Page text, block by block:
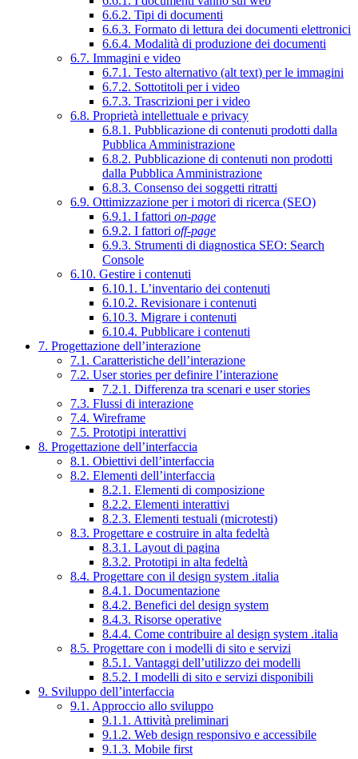
6.6.2. Tipi di documenti
6.6.3. Formato di lettura dei documenti elettronici
6.6.4. Modalità di produzione dei documenti
6.7. Immagini e video
6.7.1. Testo alternativo (alt text) per le immagini
6.7.2. Sottotitoli per i video
6.7.3. Trascrizioni per i video
6.8. Proprietà intellettuale e privacy
6.8.1. Pubblicazione di contenuti prodotti dalla
Pubblica Amministrazione
6.8.2. Pubblicazione di contenuti non prodotti
dalla Pubblica Amministrazione
6.8.3. Consenso dei soggetti ritratti
6.9. Ottimizzazione per i motori di ricerca (SEO)
6.9.1. I fattori on-page
6.9.2. I fattori off-page
6.9.3. Strumenti di diagnostica SEO: Search
Console
6.10. Gestire i contenuti
6.10.1. L’inventario dei contenuti
6.10.2. Revisionare i contenuti
6.10.3. Migrare i contenuti
6.10.4. Pubblicare i contenuti
7. Progettazione dell’interazione
7.1. Caratteristiche dell’interazione
7.2. User stories per definire l’interazione
7.2.1. Differenza tra scenari e user stories
7.3. Flussi di interazione
7.4. Wireframe
7.5. Prototipi interattivi
8. Progettazione dell’interfaccia
8.1. Obiettivi dell’interfaccia
8.2. Elementi dell’interfaccia
8.2.1. Elementi di composizione
8.2.2. Elementi interattivi
8.2.3. Elementi testuali (microtesti)
8.3. Progettare e costruire in alta fedeltà
8.3.1. Layout di pagina
8.3.2. Prototipi in alta fedeltà
8.4. Progettare con il design system .italia
8.4.1. Documentazione
8.4.2. Benefici del design system
8.4.3. Risorse operative
8.4.4. Come contribuire al design system .italia
8.5. Progettare con i modelli di sito e servizi
8.5.1. Vantaggi dell’utilizzo dei modelli
8.5.2. I modelli di sito e servizi disponibili
9. Sviluppo dell’interfaccia
9.1. Approccio allo sviluppo
9.1.1. Attività preliminari
9.1.2. Web design responsivo e accessibile
9.1.3. Mobile first